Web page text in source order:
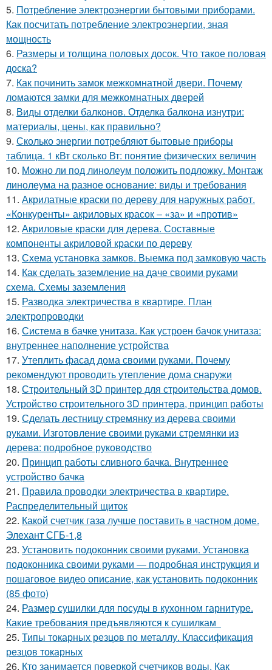
5. Потребление электроэнергии бытовыми приборами.
Как посчитать потребление электроэнергии, зная
мощность
6. Размеры и толщина половых досок. Что такое половая
доска?
7. Как починить замок межкомнатной двери. Почему
ломаются замки для межкомнатных дверей
8. Виды отделки балконов. Отделка балкона изнутри:
материалы, цены, как правильно?
9. Сколько энергии потребляют бытовые приборы
таблица. 1 кВт сколько Вт: понятие физических величин
10. Можно ли под линолеум положить подложку. Монтаж
линолеума на разное основание: виды и требования
11. Акрилатные краски по дереву для наружных работ.
«Конкуренты» акриловых красок – «за» и «против»
12. Акриловые краски для дерева. Составные
компоненты акриловой краски по дереву
13. Схема установка замков. Выемка под замковую часть
14. Как сделать заземление на даче своими руками
схема. Схемы заземления
15. Разводка электричества в квартире. План
электропроводки
16. Система в бачке унитаза. Как устроен бачок унитаза:
внутреннее наполнение устройства
17. Утеплить фасад дома своими руками. Почему
рекомендуют проводить утепление дома снаружи
18. Строительный 3D принтер для строительства домов.
Устройство строительного 3D принтера, принцип работы
19. Сделать лестницу стремянку из дерева своими
руками. Изготовление своими руками стремянки из
дерева: подробное руководство
20. Принцип работы сливного бачка. Внутреннее
устройство бачка
21. Правила проводки электричества в квартире.
Распределительный щиток
22. Какой счетчик газа лучше поставить в частном доме.
Элехант СГБ-1,8
23. Установить подоконник своими руками. Установка
подоконника своими руками — подробная инструкция и
пошаговое видео описание, как установить подоконник
(85 фото)
24. Размер сушилки для посуды в кухонном гарнитуре.
Какие требования предъявляются к сушилкам
25. Типы токарных резцов по металлу. Классификация
резцов токарных
26. Кто занимается поверкой счетчиков воды. Как